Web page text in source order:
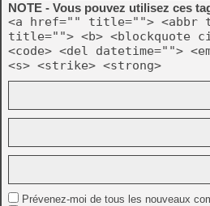
NOTE - Vous pouvez utilisez ces
<a href="" title=""> <abbr
title=""> <b> <blockquote
<code> <del datetime="">
<s> <strike> <strong>
Prévenez-moi de tous les nouveaux